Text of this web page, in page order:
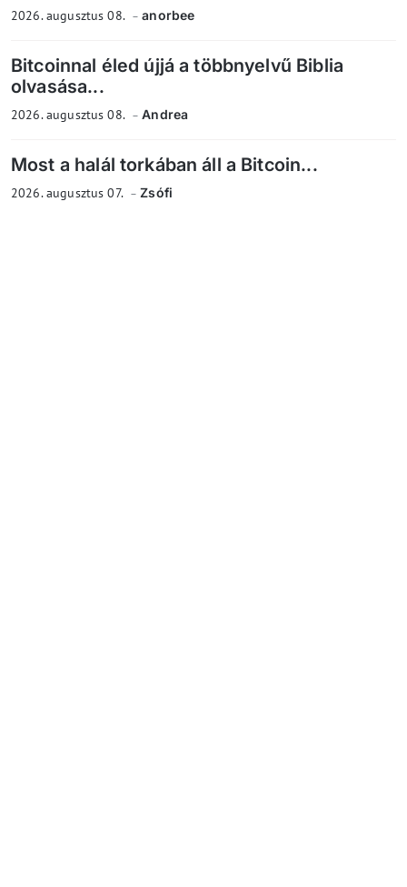
2026. augusztus 08. anorbee
Bitcoinnal éled újjá a többnyelvű Biblia
olvasása...
2026. augusztus 08. Andrea
Most a halál torkában áll a Bitcoin...
2026. augusztus 07. Zsófi